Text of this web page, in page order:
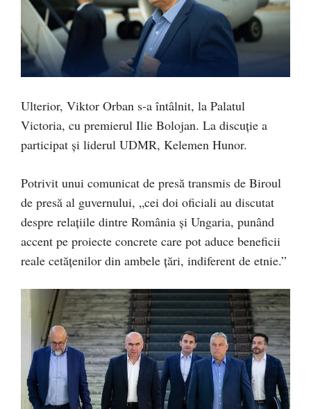
Ulterior, Viktor Orban s-a întâlnit, la Palatul
Victoria, cu premierul Ilie Bolojan. La discuție a
participat și liderul UDMR, Kelemen Hunor.
Potrivit unui comunicat de presă transmis de Biroul
de presă al guvernului, „cei doi oficiali au discutat
despre relațiile dintre România și Ungaria, punând
accent pe proiecte concrete care pot aduce beneficii
reale cetățenilor din ambele țări, indiferent de etnie.”